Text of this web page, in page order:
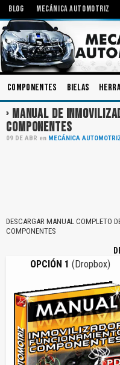
BLOG MECÁNICA AUTOMOTRIZ
Componentes Bielas
MANUAL DE
COMPONENTES
09 DE ABR en MECÁNICA
DESCARGAR MANUAL COMPLETO
COMPONENTES
OPCIÓN 1 (Dropbox)